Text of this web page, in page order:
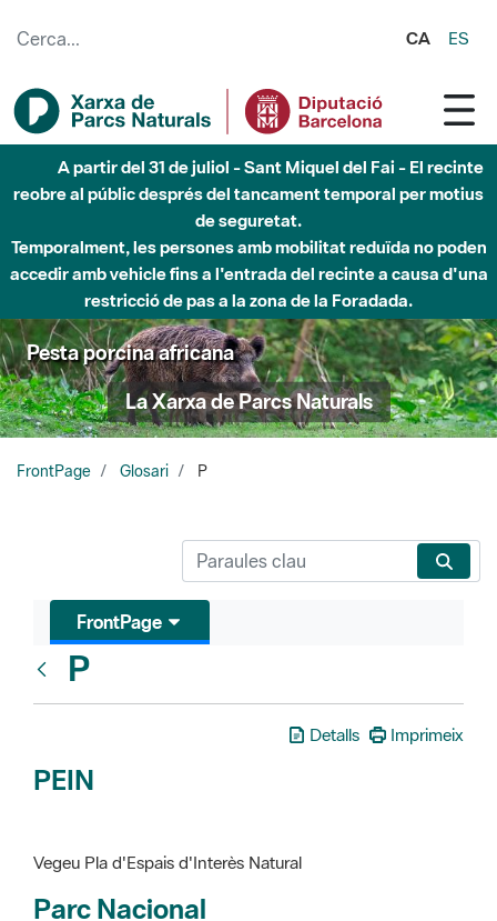
CA ES
Fins al desembre de 2026 - Parc Fluvial Besòs -
Afectacions a la llera del Parc Fluvial del Besòs degut a
obres de construcció d'una passera sobre el riu
Pesta porcina africana
La Xarxa de Parcs Naturals
FrontPage Glosari P
Glosari
P
PEIN
Vegeu Pla d'Espais d'Interès Natural
Espai natural d'extensió relativament gran, no modificat